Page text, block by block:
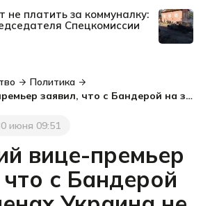
не платить за коммуналку:
Спецкомиссии
Политика
Польский вице-премьер заявил, что с Бандерой на знаменах Украина не войдет в ЕС
июня 09:51
вице-премьер
с Бандерой